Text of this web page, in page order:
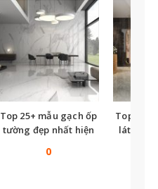
Top 25+ mẫu gạch ốp
tường đẹp nhất hiện
0
Top
lát nền